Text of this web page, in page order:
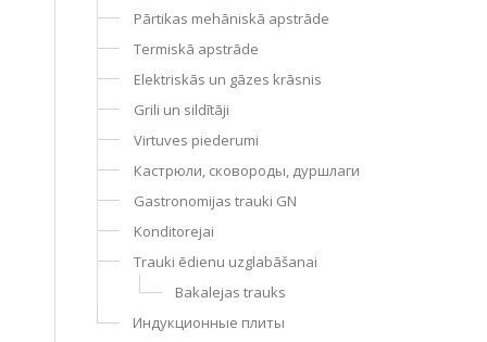
Pārtikas mehāniskā apstrāde
Termiskā apstrāde
Elektriskās un gāzes krāsnis
Grili un sildītāji
Virtuves piederumi
Кастрюли, сковороды, дуршлаги
Gastronomijas trauki GN
Konditorejai
Trauki ēdienu uzglabāšanai
Bakalejas trauks
Индукционные плиты